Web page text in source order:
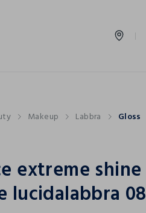
Makeup Labbra Gloss
extreme shine
lucidalabbra 08